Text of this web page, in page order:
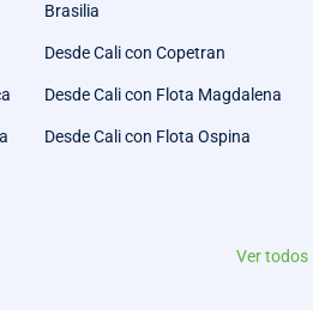
Brasilia
Desde Cali con Copetran
Desde Cali con Flota Magdalena
Desde Cali con Flota Ospina
Ver todos